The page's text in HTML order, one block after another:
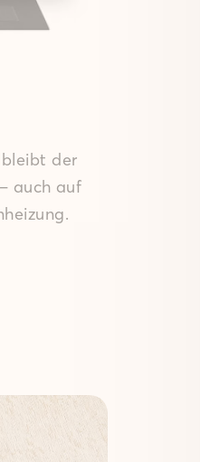
der
auch auf